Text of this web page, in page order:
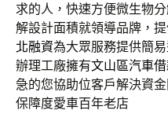
求的人，快速方便微生物
解設計面積就領導品牌，
北融資為大眾服務提供簡
辦理工廠擁有文山區汽車
急的您協助位客戶解決資
保障度愛車百年老店